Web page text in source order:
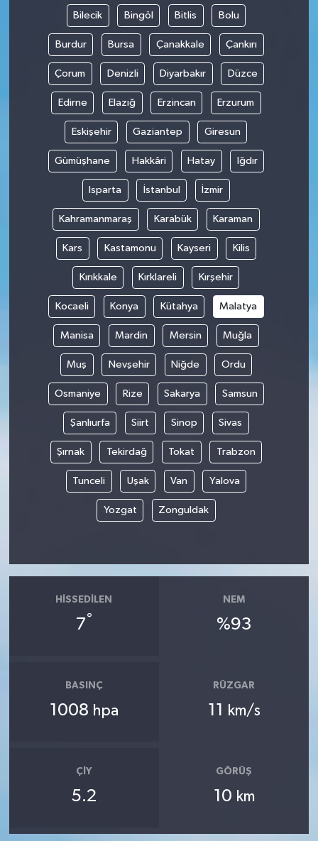
Bilecik Bingöl Bitlis Bolu
Burdur Bursa Çanakkale Çankırı
Çorum Denizli Diyarbakır Düzce
Edirne Elazığ Erzincan Erzurum
Eskişehir Gaziantep Giresun
Gümüşhane Hakkâri Hatay Iğdır
Isparta İstanbul İzmir
Kahramanmaraş Karabük Karaman
Kars Kastamonu Kayseri Kilis
Kırıkkale Kırklareli Kırşehir
Kocaeli Konya Kütahya Malatya
Manisa Mardin Mersin Muğla
Muş Nevşehir Niğde Ordu
Osmaniye Rize Sakarya Samsun
Şanlıurfa Siirt Sinop Sivas
Şırnak Tekirdağ Tokat Trabzon
Tunceli Uşak Van Yalova
Yozgat Zonguldak
HISSEDILEN
7°
NEM
%93
BASINÇ
1008 hpa
RÜZGAR
11 km/s
ÇIY
5.2
GÖRÜŞ
10 km